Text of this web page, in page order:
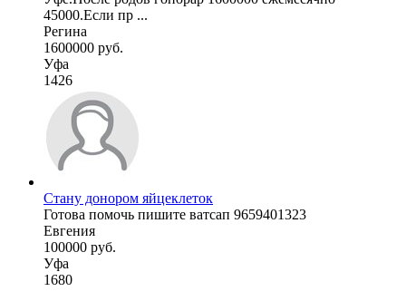
45000.Если пр ...
Регина
1600000 руб.
Уфа
1426
Стану донором яйцеклеток
Готова помочь пишите ватсап 9659401323
Евгения
100000 руб.
Уфа
1680